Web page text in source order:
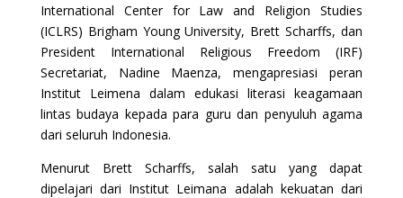
International Center for Law and Religion Studies
(ICLRS) Brigham Young University, Brett Scharffs, dan
President International Religious Freedom (IRF)
Secretariat, Nadine Maenza, mengapresiasi peran
Institut Leimena dalam edukasi literasi keagamaan
lintas budaya kepada para guru dan penyuluh agama
dari seluruh Indonesia.
Menurut Brett Scharffs, salah satu yang dapat
dipelajari dari Institut Leimana adalah kekuatan dari